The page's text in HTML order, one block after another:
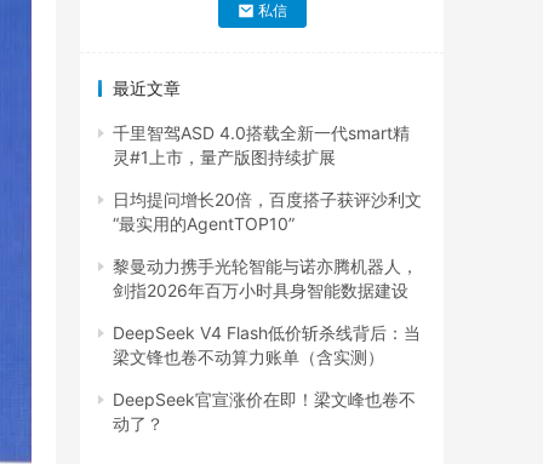
私信
最近文章
千里智驾ASD 4.0搭载全新一代smart精
灵#1上市，量产版图持续扩展
日均提问增长20倍，百度搭子获评沙利文
“最实用的AgentTOP10”
黎曼动力携手光轮智能与诺亦腾机器人，
剑指2026年百万小时具身智能数据建设
DeepSeek V4 Flash低价斩杀线背后：当
梁文锋也卷不动算力账单（含实测）
DeepSeek官宣涨价在即！梁文峰也卷不
动了？